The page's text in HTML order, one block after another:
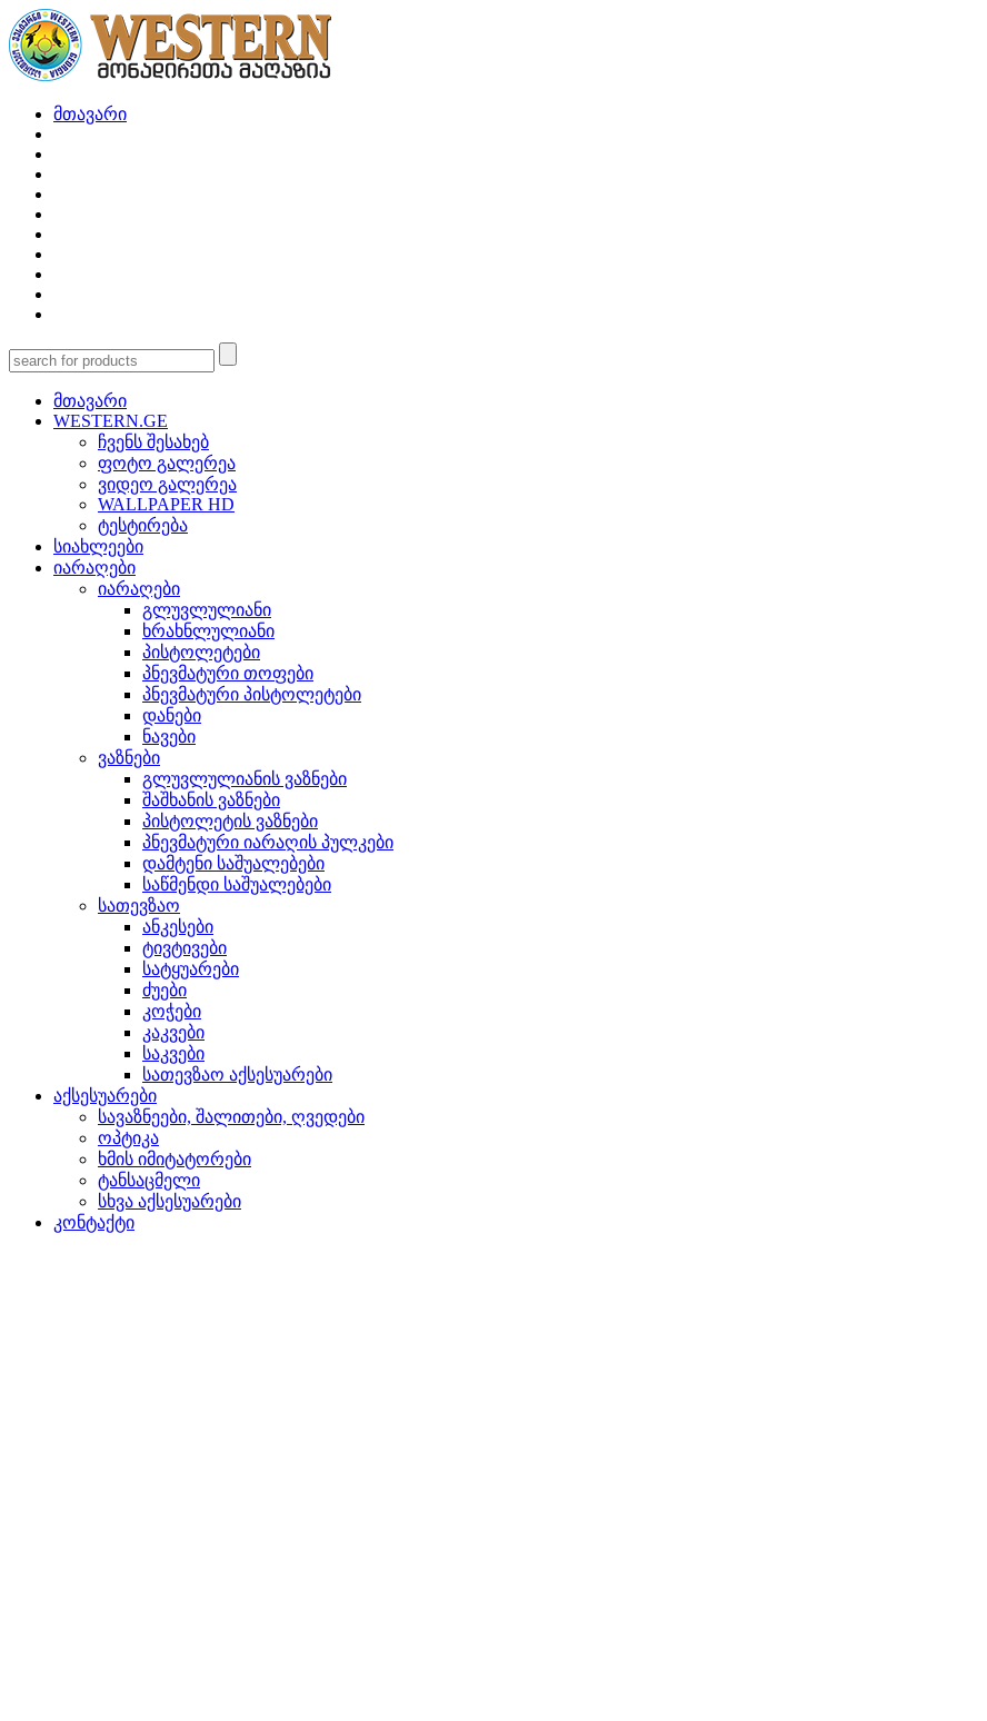
მთავარი
მთავარი
WESTERN.GE
ჩვენს შესახებ
ფოტო გალერეა
ვიდეო გალერეა
WALLPAPER HD
ტესტირება
სიახლეები
იარაღები
იარაღები
გლუვლულიანი
ხრახნლულიანი
პისტოლეტები
პნევმატური თოფები
პნევმატური პისტოლეტები
დანები
ნავები
ვაზნები
გლუვლულიანის ვაზნები
შაშხანის ვაზნები
პისტოლეტის ვაზნები
პნევმატური იარაღის პულკები
დამტენი საშუალებები
საწმენდი საშუალებები
სათევზაო
ანკესები
ტივტივები
სატყუარები
ძუები
კოჭები
კაკვები
საკვები
სათევზაო აქსესუარები
აქსესუარები
სავაზნეები, შალითები, ღვედები
ოპტიკა
ხმის იმიტატორები
ტანსაცმელი
სხვა აქსესუარები
კონტაქტი